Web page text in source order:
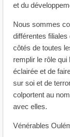
et du
Nous sommes
différentes
côtés de toutes
remplir le rôle
éclairée et de
sur soi et de
colportent au
avec elles.
Vénérables